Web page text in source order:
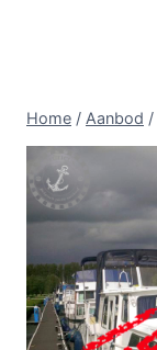
Home / Aanbod /